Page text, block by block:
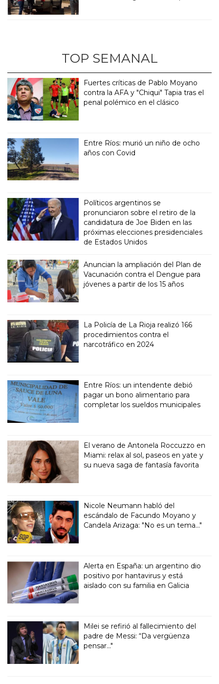
TOP SEMANAL
Fuertes críticas de Pablo Moyano
contra la AFA y "Chiqui" Tapia tras el
penal polémico en el clásico
Entre Ríos: murió un niño de ocho
años con Covid
Políticos argentinos se
pronunciaron sobre el retiro de la
candidatura de Joe Biden en las
próximas elecciones presidenciales
de Estados Unidos
Anuncian la ampliación del Plan de
Vacunación contra el Dengue para
jóvenes a partir de los 15 años
La Policía de La Rioja realizó 166
procedimientos contra el
narcotráfico en 2024
Entre Ríos: un intendente debió
pagar un bono alimentario para
completar los sueldos municipales
El verano de Antonela Roccuzzo en
Miami: relax al sol, paseos en yate y
su nueva saga de fantasía favorita
Nicole Neumann habló del
escándalo de Facundo Moyano y
Candela Arizaga: "No es un tema..."
Alerta en España: un argentino dio
positivo por hantavirus y está
aislado con su familia en Galicia
Milei se refirió al fallecimiento del
padre de Messi: “Da vergüenza
pensar..."